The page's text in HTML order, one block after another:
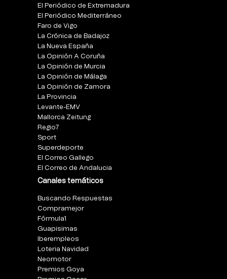
El Periódico de Extremadura
El Periódico Mediterráneo
Faro de Vigo
La Crónica de Badajoz
La Nueva España
La Opinión A Coruña
La Opinión de Murcia
La Opinión de Málaga
La Opinión de Zamora
La Provincia
Levante-EMV
Mallorca Zeitung
Regio7
Sport
Superdeporte
El Correo Gallego
El Correo de Andalucia
Canales temáticos
Buscando Respuestas
Compramejor
Fórmula1
Guapisimas
Iberempleos
Loteria Navidad
Neomotor
Premios Goya